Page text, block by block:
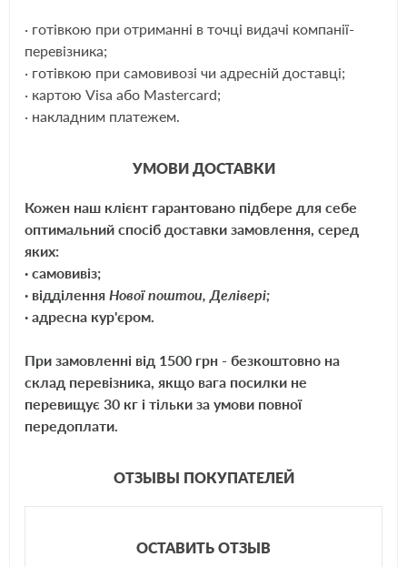
· готівкою при отриманні в точці видачі компанії-
перевізника;
· готівкою при самовивозі чи адресній доставці;
· картою Visa або Mastercard;
· накладним платежем.
УМОВИ ДОСТАВКИ
Кожен наш клієнт гарантовано підбере для себе
оптимальний спосіб доставки замовлення, серед
яких:
· самовивіз;
· відділення Нової поштои, Делівері;
· адресна кур'єром.
При замовленні від 1500 грн - безкоштовно на
склад перевізника, якщо вага посилки не
перевищує 30 кг і тільки за умови повної
передоплати.
ОТЗЫВЫ ПОКУПАТЕЛЕЙ
ОСТАВИТЬ ОТЗЫВ